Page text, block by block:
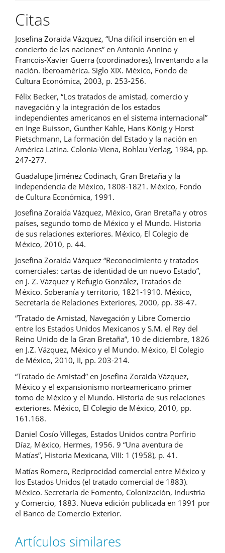
Citas
Josefina Zoraida Vázquez, “Una difícil inserción en el
concierto de las naciones” en Antonio Annino y
Francois-Xavier Guerra (coordinadores), Inventando a la
nación. Iberoamérica. Siglo XIX. México, Fondo de
Cultura Económica, 2003, p. 253-256.
Félix Becker, “Los tratados de amistad, comercio y
navegación y la integración de los estados
independientes americanos en el sistema internacional”
en Inge Buisson, Gunther Kahle, Hans König y Horst
Pietschmann, La formación del Estado y la nación en
América Latina. Colonia-Viena, Bohlau Verlag, 1984, pp.
247-277.
Guadalupe Jiménez Codinach, Gran Bretaña y la
independencia de México, 1808-1821. México, Fondo
de Cultura Económica, 1991.
Josefina Zoraida Vázquez, México, Gran Bretaña y otros
países, segundo tomo de México y el Mundo. Historia
de sus relaciones exteriores. México, El Colegio de
México, 2010, p. 44.
Josefina Zoraida Vázquez “Reconocimiento y tratados
comerciales: cartas de identidad de un nuevo Estado”,
en J. Z. Vázquez y Refugio González, Tratados de
México. Soberanía y territorio, 1821-1910. México,
Secretaría de Relaciones Exteriores, 2000, pp. 38-47.
“Tratado de Amistad, Navegación y Libre Comercio
entre los Estados Unidos Mexicanos y S.M. el Rey del
Reino Unido de la Gran Bretaña”, 10 de diciembre, 1826
en J.Z. Vázquez, México y el Mundo. México, El Colegio
de México, 2010, II, pp. 203-214.
“Tratado de Amistad” en Josefina Zoraida Vázquez,
México y el expansionismo norteamericano primer
tomo de México y el Mundo. Historia de sus relaciones
exteriores. México, El Colegio de México, 2010, pp.
161.168.
Daniel Cosío Villegas, Estados Unidos contra Porfirio
Díaz, México, Hermes, 1956. 9 “Una aventura de
Matías”, Historia Mexicana, VIII: 1 (1958), p. 41.
Matías Romero, Reciprocidad comercial entre México y
los Estados Unidos (el tratado comercial de 1883).
México. Secretaría de Fomento, Colonización, Industria
y Comercio, 1883. Nueva edición publicada en 1991 por
el Banco de Comercio Exterior.
Artículos similares